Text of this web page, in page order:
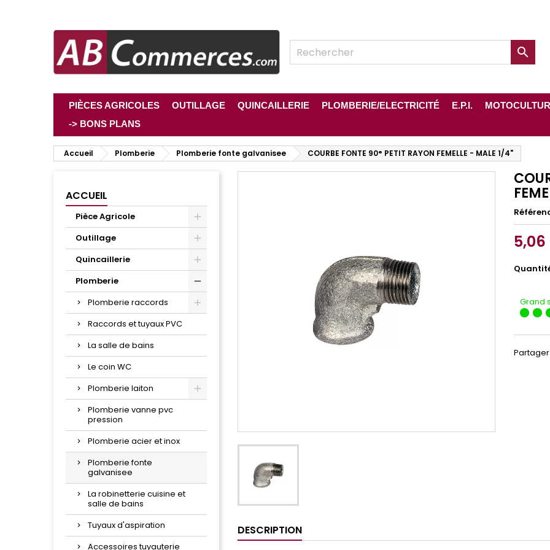

PIÈCES AGRICOLES OUTILLAGE QUINCAILLERIE PLOMBERIE/ELECTRICITÉ E.P.I.
-> BONS PLANS
Accueil Plomberie Plomberie fonte galvanisee COURBE FONTE 90° PETIT RAYON FEMELLE - MALE 1/4"
ACCUEIL
Pièce Agricole
Outillage
Quincaillerie
Plomberie
Plomberie raccords
Raccords et tuyaux PVC
La salle de bains
Le coin WC
Plomberie laiton
Plomberie vanne pvc
pression
Plomberie acier et inox
Plomberie fonte
galvanisee
La robinetterie cuisine et
salle de bains
Tuyaux d'aspiration
Accessoires tuyauterie
Grand
Partager
DESCRIPTION